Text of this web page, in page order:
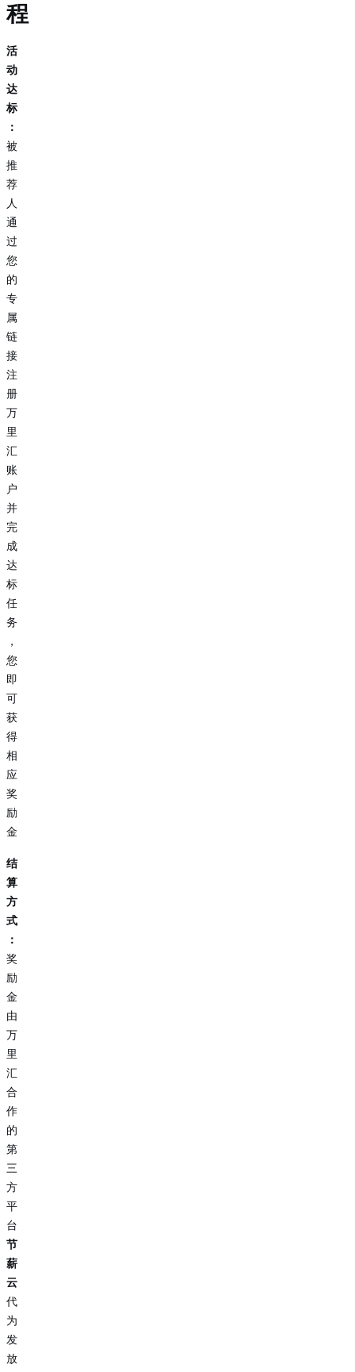
程
活
动
达
标
：
被
推
荐
人
通
过
您
的
专
属
链
接
注
册
万
里
汇
账
户
并
完
成
达
标
任
务
，
您
即
可
获
得
相
应
奖
励
金
结
算
方
式
：
奖
励
金
由
万
里
汇
合
作
的
第
三
方
平
台
节
薪
云
代
为
发
放